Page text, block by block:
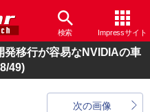
検索 Impressサイト
発移行が容易なNVIDIAの車
49)
次の画像